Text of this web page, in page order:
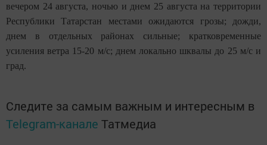
вечером 24 августа, ночью и днем 25 августа на территории
Республики Татарстан местами ожидаются грозы; дожди,
днем в отдельных районах сильные; кратковременные
усиления ветра 15-20 м/с; днем локально шквалы до 25 м/с и
град.
Следите за самым важным и интересным в
Telegram-канале Татмедиа